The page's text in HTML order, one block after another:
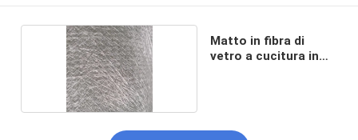
Matto in fibra di
vetro a cucitura in